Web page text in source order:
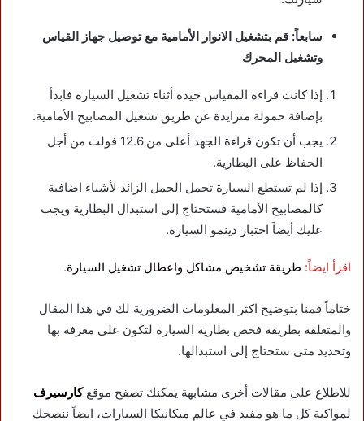
سابعاً: قم بتشغيل الانوار الأمامية مع توصيل جهاز القياس
وتشغيل المحرك
إذا كانت قراءة المقياس جيدة أثناء تشغيل السيارة فابدأ
بإضافة حمولة متزايدة عن طريق تشغيل المصابيح الأمامية.
يجب أن تكون قراءة الجهد أعلى من 12.6 فولت من أجل
الحفاظ على البطارية.
إذا لم تستطع السيارة تحمل الحمل الزائد لأشياء اضافية
كالمصابيح الأمامية فستحتاج إلى استبدال البطارية ويجب
عليك أيضاً اختبار دينمو السيارة.
اقرأ ايضاً: طريقة تشخيص مشاكل واعطال تشغيل السيارة.
ختاماً قمنا بتوضيح اكثر المعلومات الضرورية لك في هذا المقال
والمتعلقة بطريقة فحص بطارية السيارة لتكون على معرفة بها
وتحديد متى ستحتاج إلى استبدالها.
للاطلاع على مقالات أخرى مشابهة يمكنك تصفح موقعكارسيرف
لمواكبة كل ما هو مفيد في عالم ميكانيكا السيارات، ايضاً ننصحك